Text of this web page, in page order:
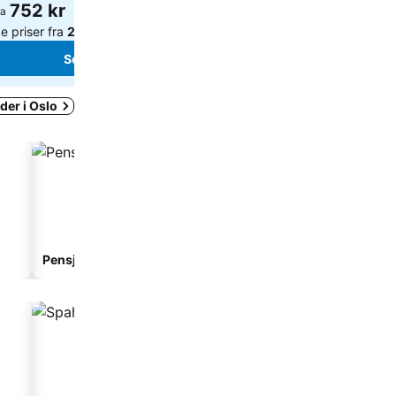
752 kr
priser fra 20 nettsteder
Se priser
i Oslo
Pensjonat